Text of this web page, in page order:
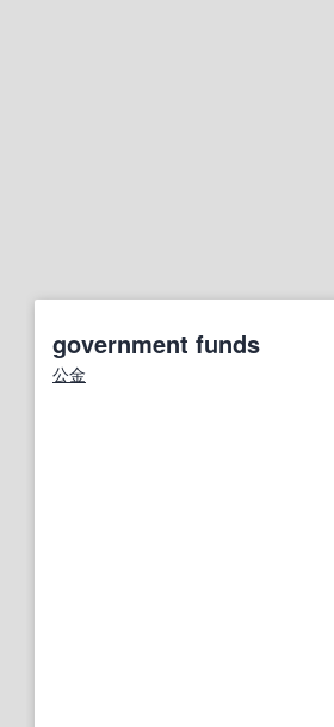
government funds
公金